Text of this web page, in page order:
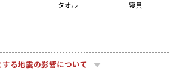
タオル 寝具
る地震の影響について